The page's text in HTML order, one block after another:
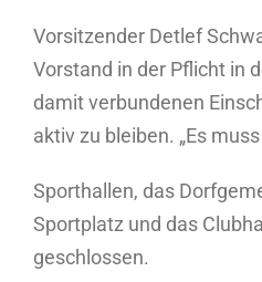
Vorsitzender Detlef
Vorstand in der Pflicht in
damit verbundenen
aktiv zu bleiben. „Es
Sporthallen, das
Sportplatz und das
geschlossen.